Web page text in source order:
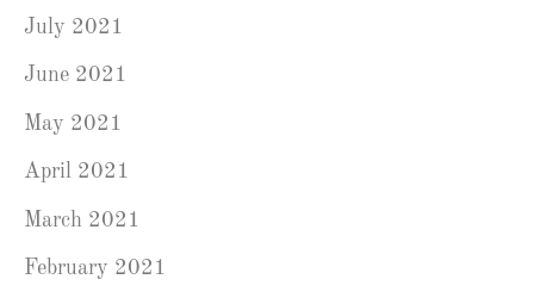
July 2021
June 2021
May 2021
April 2021
March 2021
February 2021